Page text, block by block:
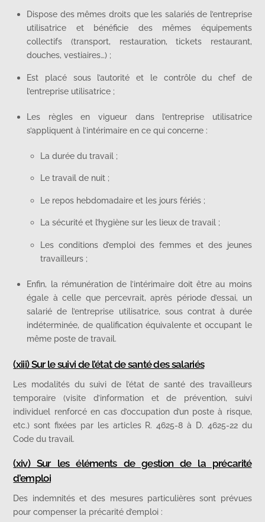
Dispose des mêmes droits que les salariés de l’entreprise
utilisatrice et bénéficie des mêmes équipements
collectifs (transport, restauration, tickets restaurant,
douches, vestiaires…) ;
Est placé sous l’autorité et le contrôle du chef de
l’entreprise utilisatrice ;
Les règles en vigueur dans l’entreprise utilisatrice
s’appliquent à l’intérimaire en ce qui concerne :
La durée du travail ;
Le travail de nuit ;
Le repos hebdomadaire et les jours fériés ;
La sécurité et l’hygiène sur les lieux de travail ;
Les conditions d’emploi des femmes et des jeunes
travailleurs ;
Enfin, la rémunération de l’intérimaire doit être au moins
égale à celle que percevrait, après période d’essai, un
salarié de l’entreprise utilisatrice, sous contrat à durée
indéterminée, de qualification équivalente et occupant le
même poste de travail.
(xiii) Sur le suivi de l’état de santé des salariés
Les modalités du suivi de l’état de santé des travailleurs
temporaire (visite d’information et de prévention, suivi
individuel renforcé en cas d’occupation d’un poste à risque,
etc.) sont fixées par les articles R. 4625-8 à D. 4625-22 du
Code du travail.
(xiv) Sur les éléments de gestion de la précarité
d’emploi
Des indemnités et des mesures particulières sont prévues
pour compenser la précarité d’emploi :